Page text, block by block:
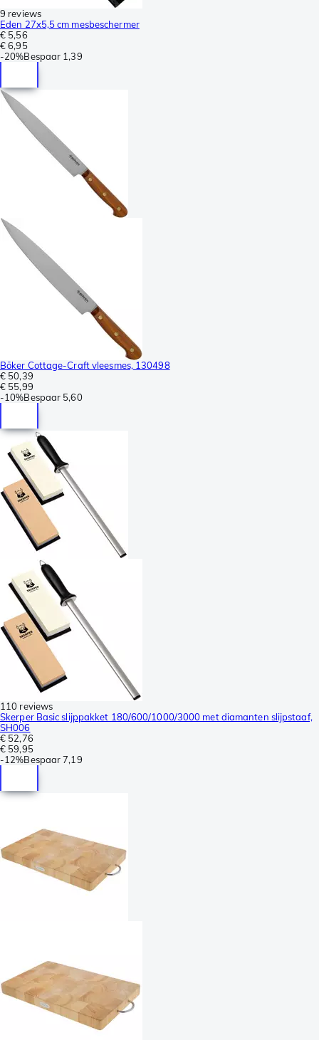
9 reviews
Eden 27x5,5 cm mesbeschermer
€ 5,56
€ 6,95
-20%Bespaar 1,39
Böker Cottage-Craft vleesmes, 130498
€ 50,39
€ 55,99
-10%Bespaar 5,60
110 reviews
Skerper Basic slijppakket 180/600/1000/3000 met diamanten slijpstaaf,
SH006
€ 52,76
€ 59,95
-12%Bespaar 7,19